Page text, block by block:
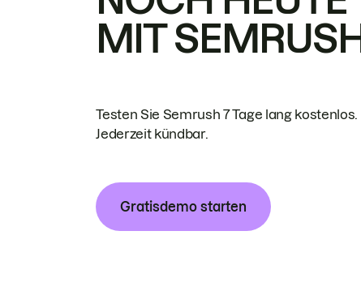
MIT
Testen Sie Semrush 7 Tage lang kostenlos.
Jederzeit kündbar.
Gratisdemo starten